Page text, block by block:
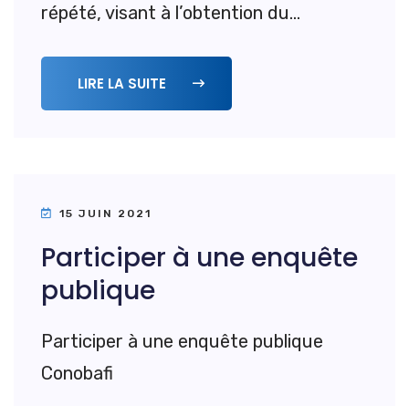
répété, visant à l’obtention du...
LIRE LA SUITE
15 JUIN 2021
Participer à une enquête
publique
Participer à une enquête publique
Conobafi